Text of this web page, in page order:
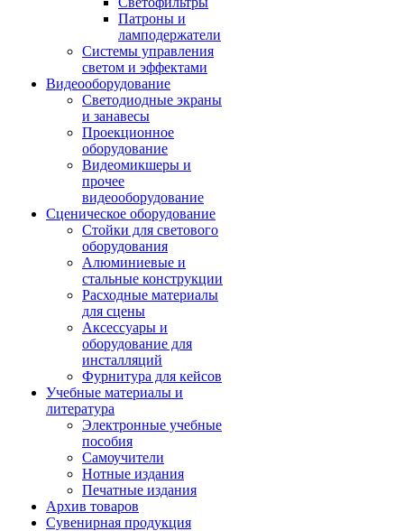
Патроны и
ламподержатели
Системы управления
светом и эффектами
Видеооборудование
Светодиодные экраны
и занавесы
Проекционное
оборудование
Видеомикшеры и
прочее
видеооборудование
Сценическое оборудование
Стойки для светового
оборудования
Алюминиевые и
стальные конструкции
Расходные материалы
для сцены
Аксессуары и
оборудование для
инсталляций
Фурнитура для кейсов
Учебные материалы и
литература
Электронные учебные
пособия
Самоучители
Нотные издания
Печатные издания
Архив товаров
Сувенирная продукция